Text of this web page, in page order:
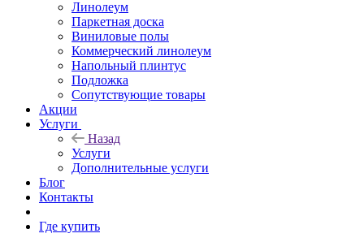
Линолеум
Паркетная доска
Виниловые полы
Коммерческий линолеум
Напольный плинтус
Подложка
Сопутствующие товары
Акции
Услуги
Назад
Услуги
Дополнительные услуги
Блог
Контакты
Где купить